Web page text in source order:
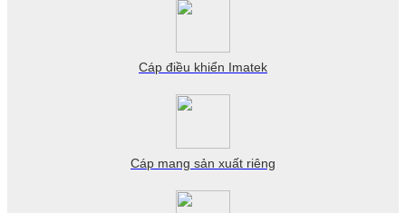
Cáp điều khiển Imatek
Cáp mang sản xuất riêng